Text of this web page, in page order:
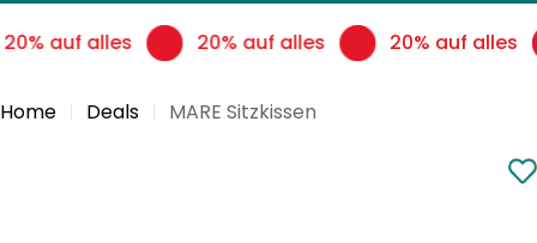
20% auf alles 20% auf alles 20% auf alles
Home Deals MARE Sitzkissen